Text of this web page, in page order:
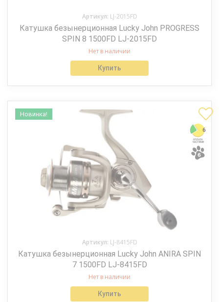
Артикул: LJ-2015FD
Катушка безынерционная Lucky John PROGRESS
SPIN 8 1500FD LJ-2015FD
Нет в наличии
Купить
Новинка!
Артикул: LJ-8415FD
Катушка безынерционная Lucky John ANIRA SPIN
7 1500FD LJ-8415FD
Нет в наличии
Купить